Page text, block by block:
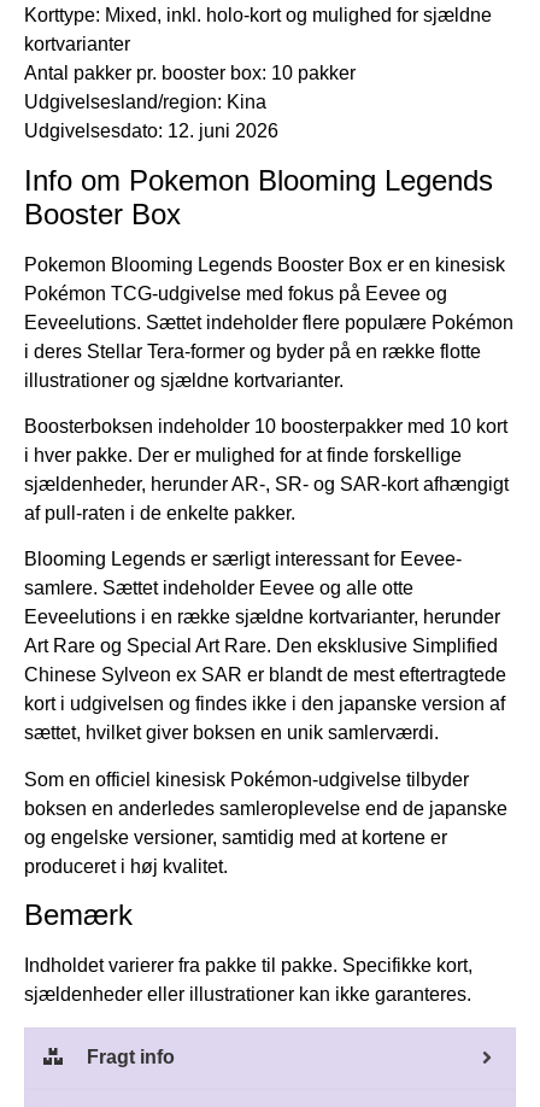
Korttype: Mixed, inkl. holo-kort og mulighed for sjældne
kortvarianter
Antal pakker pr. booster box: 10 pakker
Udgivelsesland/region: Kina
Udgivelsesdato: 12. juni 2026
Info om Pokemon Blooming Legends
Booster Box
Pokemon Blooming Legends Booster Box er en kinesisk
Pokémon TCG-udgivelse med fokus på Eevee og
Eeveelutions. Sættet indeholder flere populære Pokémon
i deres Stellar Tera-former og byder på en række flotte
illustrationer og sjældne kortvarianter.
Boosterboksen indeholder 10 boosterpakker med 10 kort
i hver pakke. Der er mulighed for at finde forskellige
sjældenheder, herunder AR-, SR- og SAR-kort afhængigt
af pull-raten i de enkelte pakker.
Blooming Legends er særligt interessant for Eevee-
samlere. Sættet indeholder Eevee og alle otte
Eeveelutions i en række sjældne kortvarianter, herunder
Art Rare og Special Art Rare. Den eksklusive Simplified
Chinese Sylveon ex SAR er blandt de mest eftertragtede
kort i udgivelsen og findes ikke i den japanske version af
sættet, hvilket giver boksen en unik samlerværdi.
Som en officiel kinesisk Pokémon-udgivelse tilbyder
boksen en anderledes samleroplevelse end de japanske
og engelske versioner, samtidig med at kortene er
produceret i høj kvalitet.
Bemærk
Indholdet varierer fra pakke til pakke. Specifikke kort,
sjældenheder eller illustrationer kan ikke garanteres.
Fragt info